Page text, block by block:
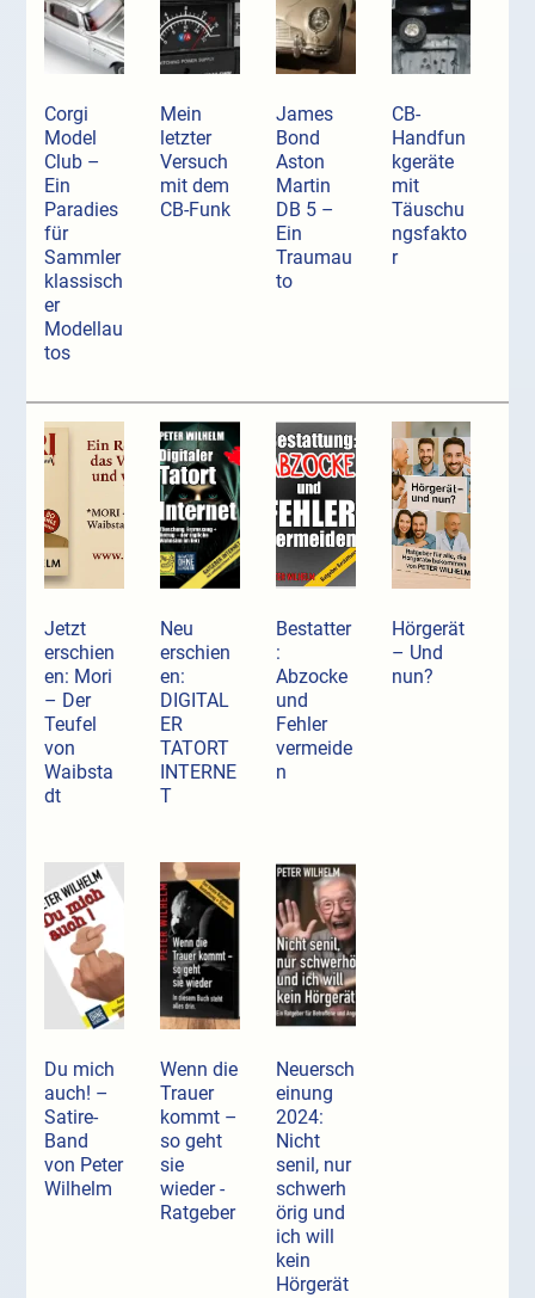
Corgi
Model
Club –
Ein
Paradies
für
Sammler
klassisch
er
Modellau
tos
Mein
letzter
Versuch
mit dem
CB-Funk
James
Bond
Aston
Martin
DB 5 –
Ein
Traumau
to
CB-
Handfun
kgeräte
mit
Täuschu
ngsfakto
r
Jetzt
erschien
en: Mori
– Der
Teufel
von
Waibsta
dt
Neu
erschien
en:
DIGITAL
ER
TATORT
INTERNE
T
Bestatter
:
Abzocke
und
Fehler
vermeide
n
Hörgerät
– Und
nun?
Du mich
auch! –
Satire-
Band
von Peter
Wilhelm
Wenn die
Trauer
kommt –
so geht
sie
wieder -
Ratgeber
Neuersch
einung
2024:
Nicht
senil, nur
schwerh
örig und
ich will
kein
Hörgerät